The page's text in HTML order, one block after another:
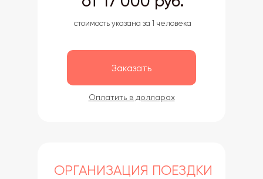
стоимость указана за 1 человека
ОРГАНИЗАЦИЯ ПОЕЗДКИ
Оплатить в долларах
Заказать